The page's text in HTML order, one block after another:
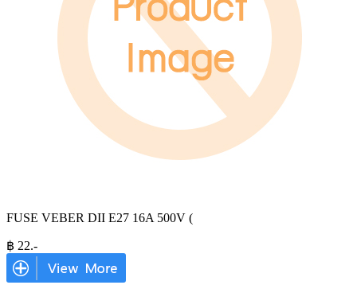
FUSE VEBER DII E27 16A 500V (
฿ 22.-